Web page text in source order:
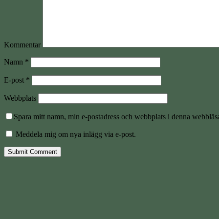
Kommentar
Namn *
E-post *
Webbplats
Spara mitt namn, min e-postadress och webbplats i denna
Meddela mig om nya inlägg via e-post.